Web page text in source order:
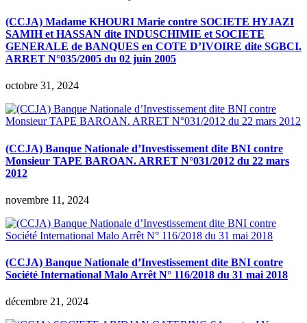
(CCJA) Madame KHOURI Marie contre SOCIETE HYJAZI
SAMIH et HASSAN dite INDUSCHIMIE et SOCIETE
GENERALE de BANQUES en COTE D’IVOIRE dite SGBCI.
ARRET N°035/2005 du 02 juin 2005
octobre 31, 2024
(CCJA) Banque Nationale d’Investissement dite BNI contre
Monsieur TAPE BAROAN. ARRET N°031/2012 du 22 mars
2012
novembre 11, 2024
(CCJA) Banque Nationale d’Investissement dite BNI contre
Société International Malo Arrêt N° 116/2018 du 31 mai 2018
décembre 21, 2024